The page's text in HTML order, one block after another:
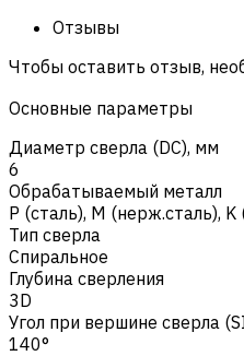
Отзывы
Чтобы оставить отзыв,
Основные параметры
Диаметр сверла (DC), мм
6
Обрабатываемый металл
Р (сталь), M (нерж.сталь), K
Тип сверла
Спиральное
Глубина сверления
3D
Угол при вершине сверла
140°